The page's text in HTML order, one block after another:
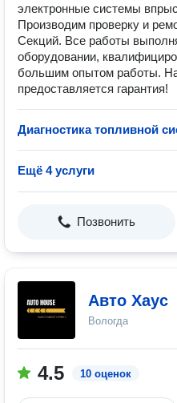
электронные системы
Производим проверку и
Секций. Все работы
оборудовании,
большим опытом работы.
предоставляется гарантия!
Диагностика топливной
Ещё 4 услуги
Позвонить
Авто Хаус
Вологда
4.5 10 оценок